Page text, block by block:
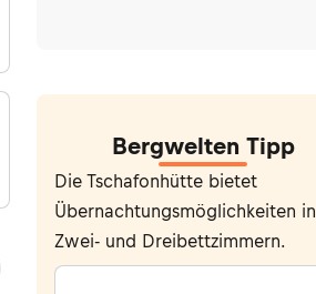
Bergwelten Tipp
Die Tschafonhütte bietet
Übernachtungsmöglichkeiten in
Zwei- und Dreibettzimmern.